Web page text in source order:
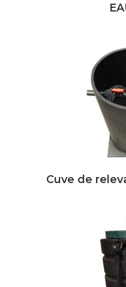
Cuve de